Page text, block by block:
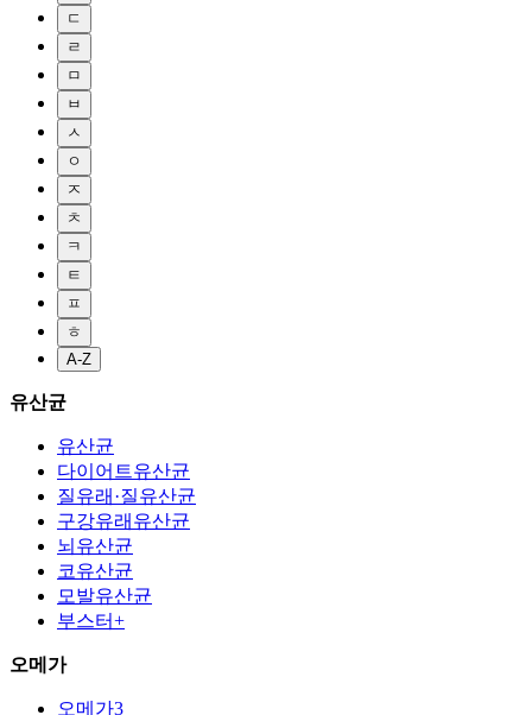
ㄷ
ㄹ
ㅁ
ㅂ
ㅅ
ㅇ
ㅈ
ㅊ
ㅋ
ㅌ
ㅍ
ㅎ
A-Z
유산균
유산균
다이어트유산균
질유래·질유산균
구강유래유산균
뇌유산균
코유산균
모발유산균
부스터+
오메가
오메가3